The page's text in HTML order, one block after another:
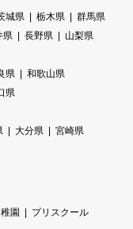
城県 栃木県
群馬県
県 長野県
山梨県
県
和歌山県
県
大分県
宮崎県
園
プリスクール